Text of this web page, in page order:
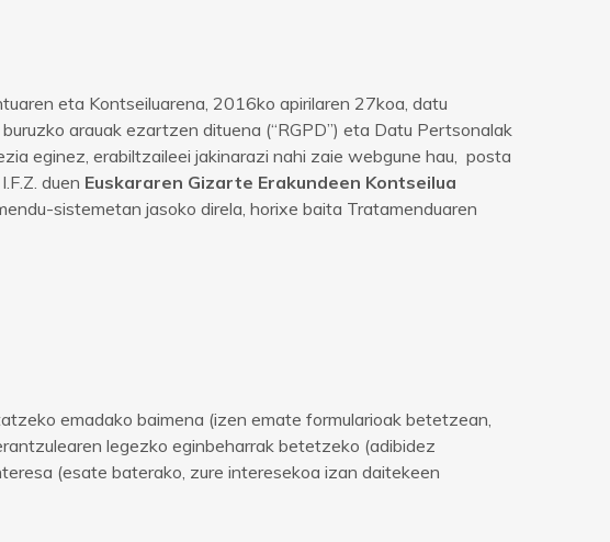
eta Kontseiluarena, 2016ko apirilaren 27koa, datu
arauak ezartzen dituena (“RGPD”) eta Datu Pertsonalak
eginez, erabiltzaileei jakinarazi nahi zaie webgune hau, posta
duen Euskararen Gizarte Erakundeen Kontseilua
sistemetan jasoko direla, horixe baita Tratamenduaren
emadako baimena (izen emate formularioak betetzean,
legezko eginbeharrak betetzeko (adibidez
(esate baterako, zure interesekoa izan daitekeen